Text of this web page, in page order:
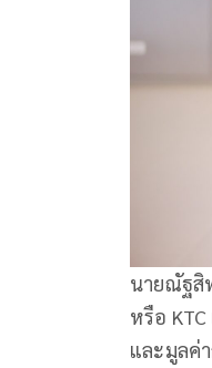
นายณัฐสิ
หรือ
และมูลค่